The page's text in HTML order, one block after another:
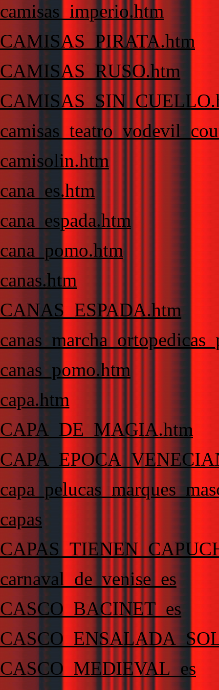
camisas_imperio.htm
CAMISAS_PIRATA.htm
CAMISAS_RUSO.htm
camisolin.htm
cana_es.htm
cana_espada.htm
cana_pomo.htm
canas.htm
CANAS_ESPADA.htm
canas_pomo.htm
capa.htm
CAPA_DE_MAGIA.htm
capas
carnaval_de_venise_es
CASCO_BACINET_es
CASCO_MEDIEVAL_es